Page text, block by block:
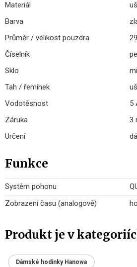
Materiál
Barva
Průměr / velikost pouzdra
Číselník
Sklo
Tah / řemínek
Vodotěsnost
5
Záruka
3
Určení
Funkce
Systém pohonu
Zobrazení času (analogově)
Produkt je v
Dámské hodinky Hanowa